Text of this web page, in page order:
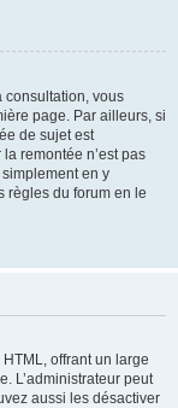
consultation, vous
page. Par ailleurs, si
de sujet est
remontée n’est pas
en y
règles du forum en le
offrant un large
L’administrateur peut
aussi les désactiver